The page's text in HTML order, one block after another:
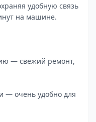
удобную связь
на машине.
— свежий ремонт,
— очень удобно для